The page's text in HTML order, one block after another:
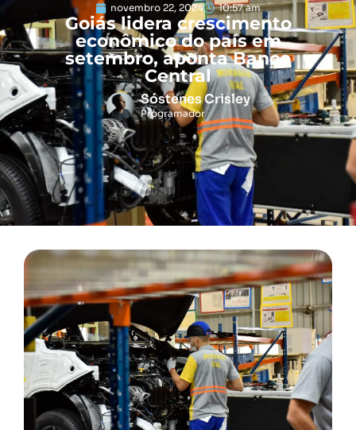
novembro 22, 2024 10:57 am
Goiás lidera crescimento
econômico do país em
setembro, aponta Banco
Central
Sóstenes Crisley
Programador